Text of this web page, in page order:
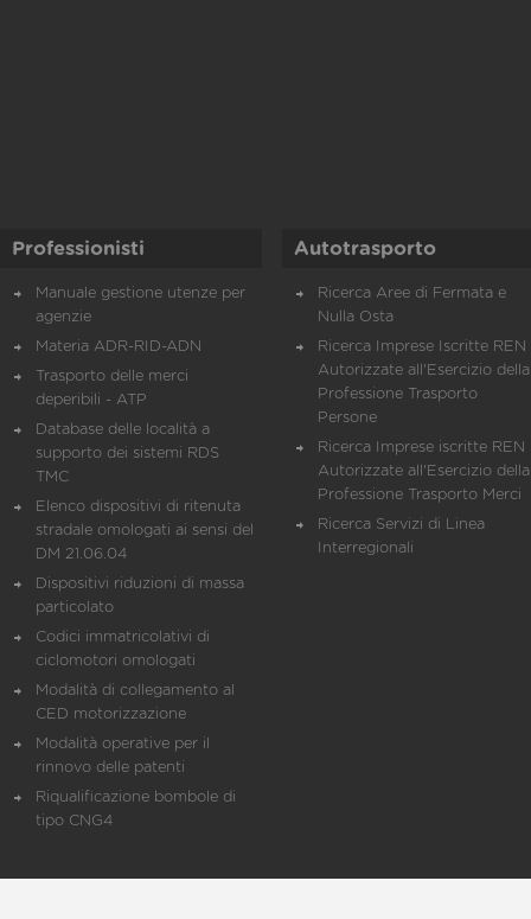
Professionisti
Manuale gestione utenze per
agenzie
Materia ADR-RID-ADN
Trasporto delle merci
deperibili - ATP
Database delle località a
supporto dei sistemi RDS
TMC
Elenco dispositivi di ritenuta
stradale omologati ai sensi del
DM 21.06.04
Dispositivi riduzioni di massa
particolato
Codici immatricolativi di
ciclomotori omologati
Modalità di collegamento al
CED motorizzazione
Modalità operative per il
rinnovo delle patenti
Riqualificazione bombole di
tipo CNG4
Autotrasporto
Ricerca Aree di Fermata e
Nulla Osta
Ricerca Imprese Iscritte REN
Autorizzate all'Esercizio della
Professione Trasporto
Persone
Ricerca Imprese iscritte REN
Autorizzate all'Esercizio della
Professione Trasporto Merci
Ricerca Servizi di Linea
Interregionali